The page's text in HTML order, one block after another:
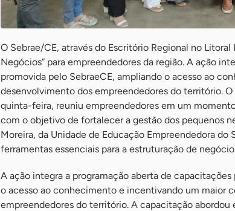
O Sebrae/CE, através do Escritório Regional no
Negócios” para empreendedores da região. A ação
promovida pelo SebraeCE, ampliando o acesso ao
desenvolvimento dos empreendedores do território.
quinta-feira, reuniu empreendedores em um
com o objetivo de fortalecer a gestão dos pequenos
Moreira, da Unidade de Educação Empreendedora do
ferramentas essenciais para a estruturação de
A ação integra a programação aberta de
o acesso ao conhecimento e incentivando um maior
empreendedores do território. A capacitação abordou